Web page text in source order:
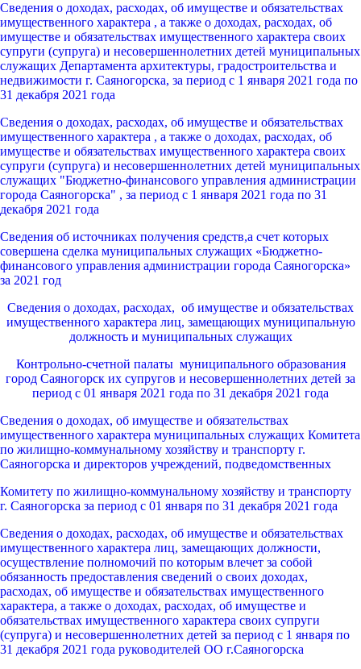
Сведения о доходах, расходах, об имуществе и обязательствах
имущественного характера , а также о доходах, расходах, об
имуществе и обязательствах имущественного характера своих
супруги (супруга) и несовершеннолетних детей муниципальных
служащих Департамента архитектуры, градостроительства и
недвижимости г. Саяногорска, за период с 1 января 2021 года по
31 декабря 2021 года
Сведения о доходах, расходах, об имуществе и обязательствах
имущественного характера , а также о доходах, расходах, об
имуществе и обязательствах имущественного характера своих
супруги (супруга) и несовершеннолетних детей муниципальных
служащих "Бюджетно-финансового управления администрации
города Саяногорска" , за период с 1 января 2021 года по 31
декабря 2021 года
Сведения об источниках получения средств,а счет которых
совершена сделка муниципальных служащих «Бюджетно-
финансового управления администрации города Саяногорска»
за 2021 год
Сведения о доходах, расходах, об имуществе и обязательствах
имущественного характера лиц, замещающих муниципальную
должность и муниципальных служащих
Контрольно-счетной палаты муниципального образования
город Саяногорск их супругов и несовершеннолетних детей за
период с 01 января 2021 года по 31 декабря 2021 года
Сведения о доходах, об имуществе и обязательствах
имущественного характера муниципальных служащих Комитета
по жилищно-коммунальному хозяйству и транспорту г.
Саяногорска и директоров учреждений, подведомственных
Комитету по жилищно-коммунальному хозяйству и транспорту
г. Саяногорска за период с 01 января по 31 декабря 2021 года
Сведения о доходах, расходах, об имуществе и обязательствах
имущественного характера лиц, замещающих должности,
осуществление полномочий по которым влечет за собой
обязанность предоставления сведений о своих доходах,
расходах, об имуществе и обязательствах имущественного
характера, а также о доходах, расходах, об имуществе и
обязательствах имущественного характера своих супруги
(супруга) и несовершеннолетних детей за период с 1 января по
31 декабря 2021 года руководителей ОО г.Саяногорска